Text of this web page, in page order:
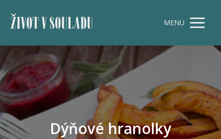
ŽIVOT V SOULADU MENU
Dýňové hranolky